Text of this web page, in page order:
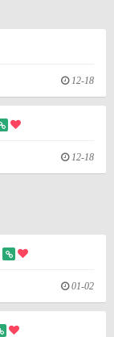
12-18
12-18
01-02